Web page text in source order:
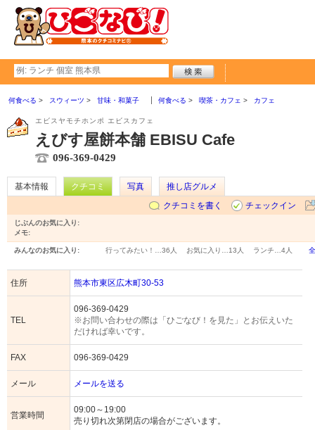
何食べる スウィーツ 甘味・和菓子 何食べる 喫茶・カフェ カフェ
エビスヤモチホンポ エビスカフェ
えびす屋餅本舗 EBISU Cafe
096-369-0429
基本情報 クチコミ 写真
推し店グルメ
クチコミを書く
チェックイン
じぶんのお気に入り:
メモ:
みんなのお気に入り: 行ってみたい！… 36人 お気に入り… 13人 ランチ… 4人
住所 熊本市東区広木町30-53
TEL
096-369-0429
※お問い合わせの際は「ひごなび！を見た」とお伝えいた
だければ幸いです。
FAX 096-369-0429
メール メールを送る
営業時間
09:00～19:00
売り切れ次第閉店の場合がございます。